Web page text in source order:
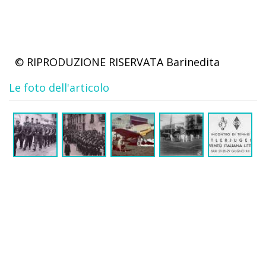
© RIPRODUZIONE RISERVATA Barinedita
Le foto dell'articolo